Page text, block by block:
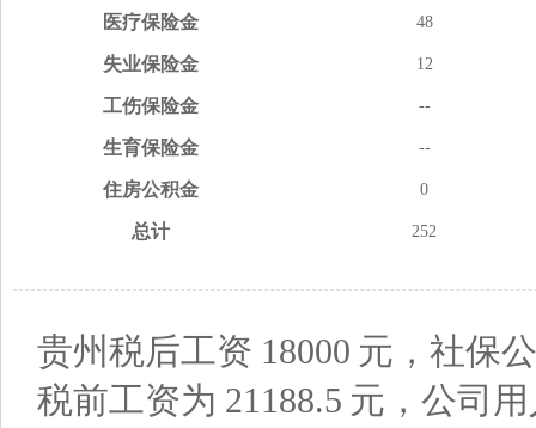
医疗保险金 48
失业保险金 12
工伤保险金 --
生育保险金 --
住房公积金 0
总计 252
贵州税后工资 18000 元，社保
税前工资为 21188.5 元，公司